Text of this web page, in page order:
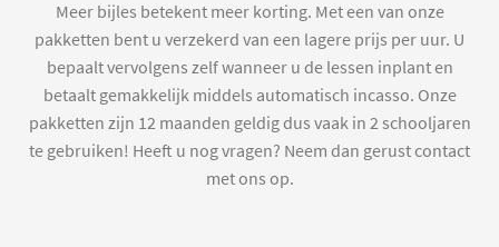
Meer bijles betekent meer korting. Met een van onze
pakketten bent u verzekerd van een lagere prijs per uur. U
bepaalt vervolgens zelf wanneer u de lessen inplant en
betaalt gemakkelijk middels automatisch incasso. Onze
pakketten zijn 12 maanden geldig dus vaak in 2 schooljaren
te gebruiken! Heeft u nog vragen? Neem dan gerust contact
met ons op.